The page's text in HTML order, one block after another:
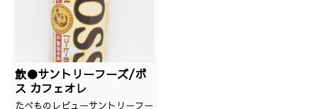
飲●サントリーフーズ/ボ
ス カフェオレ
たべものレビューサントリーフー